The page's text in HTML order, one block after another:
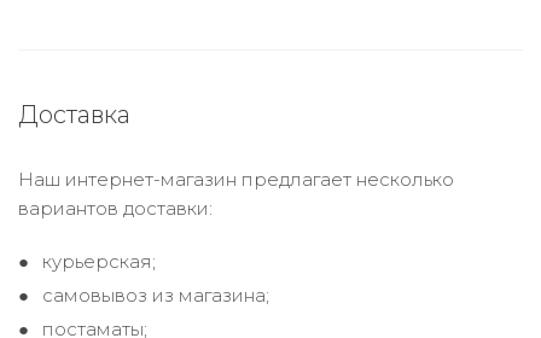
Доставка
Наш интернет-магазин предлагает несколько
вариантов доставки:
курьерская;
самовывоз из магазина;
постаматы;